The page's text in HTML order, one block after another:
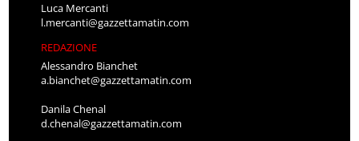
Luca Mercanti
l.mercanti@gazzettamatin.com
REDAZIONE
Alessandro Bianchet
a.bianchet@gazzettamatin.com
Danila Chenal
d.chenal@gazzettamatin.com